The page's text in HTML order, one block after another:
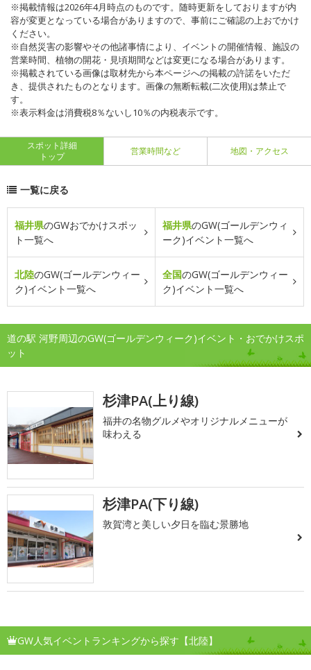
※掲載情報は2026年4月時点のものです。随時更新をしておりますが内
容が変更となっている場合がありますので、事前にご確認の上おでかけ
ください。
※自然災害の影響やその他諸事情により、イベントの開催情報、施設の
営業時間、植物の開花・見頃期間などは変更になる場合があります。
※掲載されている画像は取材先から本ページへの掲載の許諾をいただ
き、提供されたものとなります。画像の無断転載(二次使用)は禁止で
す。
※表示料金は消費税8％ないし10％の内税表示です。
スポット詳細
トップ
営業時間など 地図・アクセス
一覧に戻る
福井県のGWおでかけスポッ
ト一覧へ
福井県のGW(ゴールデンウィ
ーク)イベント一覧へ
北陸のGW(ゴールデンウィー
ク)イベント一覧へ
全国のGW(ゴールデンウィー
ク)イベント一覧へ
道の駅 河野周辺のGW(ゴールデンウィーク)イベント・おでかけスポ
ット
杉津PA(上り線)
福井の名物グルメやオリジナルメニューが
味わえる
杉津PA(下り線)
敦賀湾と美しい夕日を臨む景勝地
GW人気イベントランキングから探す【北陸】